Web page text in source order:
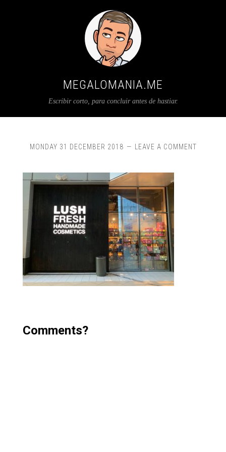
MEGALOMANIA.ME
Escribir corto, para concluir antes de hastiar.
MONDAY 31 DECEMBER 2018 LEAVE A COMMENT
Comments?